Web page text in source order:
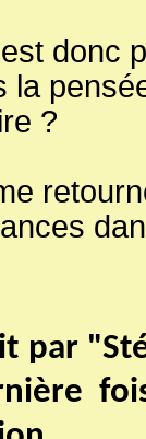
donc
la
?
par